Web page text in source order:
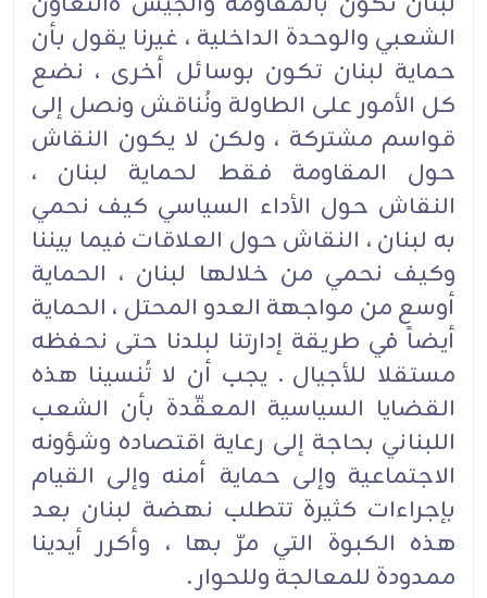
الشعبي والوحدة الداخلية ، غيرنا يقول بأن
حماية لبنان تكون بوسائل أخرى ، نضع
كل الأمور على الطاولة ونُناقش ونصل إلى
قواسم مشتركة ، ولكن لا يكون النقاش
حول المقاومة فقط لحماية لبنان ،
النقاش حول الأداء السياسي كيف نحمي
به لبنان ، النقاش حول العلاقات فيما بيننا
وكيف نحمي من خلالها لبنان ، الحماية
أوسع من مواجهة العدو المحتل ، الحماية
أيضاً في طريقة إدارتنا لبلدنا حتى نحفظه
مستقلا للأجيال . يجب أن لا تُنسينا هذه
القضايا السياسية المعقّدة بأن الشعب
اللبناني بحاجة إلى رعاية اقتصاده وشؤونه
الاجتماعية وإلى حماية أمنه وإلى القيام
بإجراءات كثيرة تتطلب نهضة لبنان بعد
هذه الكبوة التي مرّ بها ، وأكرر أيدينا
ممدودة للمعالجة وللحوار .